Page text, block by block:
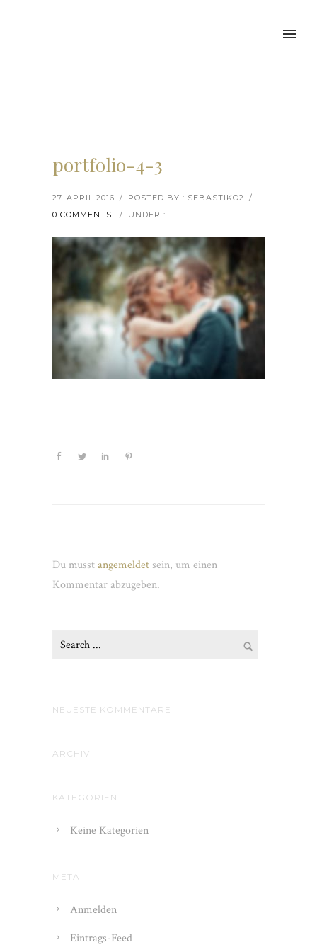
portfolio-4-3
27. APRIL 2016 / POSTED BY : SEBASTIKO2 /
0 COMMENTS
/ UNDER :
Du musstangemeldet sein, um einen
Kommentar abzugeben.
NEUESTE KOMMENTARE
ARCHIV
KATEGORIEN
Keine Kategorien
META
Anmelden
Eintrags-Feed